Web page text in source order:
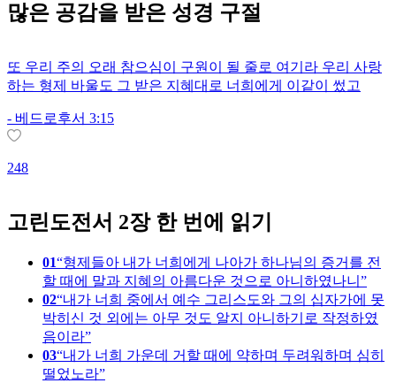
많은 공감을 받은 성경 구절
또 우리 주의 오래 참으심이 구원이 될 줄로 여기라 우리 사랑
하는 형제 바울도 그 받은 지혜대로 너희에게 이같이 썼고
- 베드로후서 3:15
248
고린도전서 2장 한 번에 읽기
01 형제들아 내가 너희에게 나아가 하나님의 증거를 전
할 때에 말과 지혜의 아름다운 것으로 아니하였나니
02 내가 너희 중에서 예수 그리스도와 그의 십자가에 못
박히신 것 외에는 아무 것도 알지 아니하기로 작정하였
음이라
03 내가 너희 가운데 거할 때에 약하며 두려워하며 심히
떨었노라